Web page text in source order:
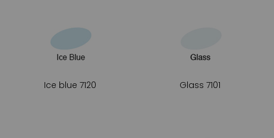
Ice blue 7120 Glass 7101